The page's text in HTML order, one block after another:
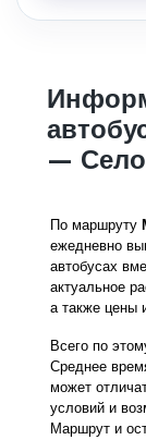
— Село
По маршруту
ежедневно
автобусах
актуальное
а также цены
Всего по
Среднее
может
условий и
Маршрут и